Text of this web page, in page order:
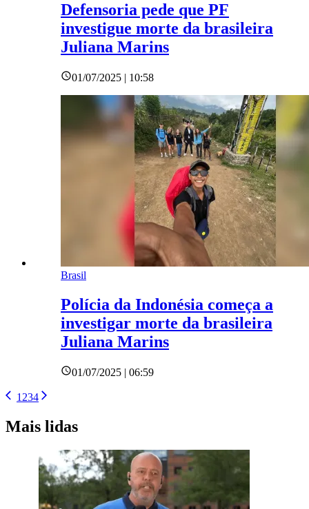
Defensoria pede que PF
investigue morte da brasileira
Juliana Marins
01/07/2025 | 10:58
Brasil
Polícia da Indonésia começa a
investigar morte da brasileira
Juliana Marins
01/07/2025 | 06:59
1 234
Mais lidas